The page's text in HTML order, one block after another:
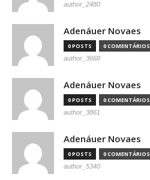
author_2480
Adenáuer Novaes
0 POSTS 0 COMENTÁRIOS
author_3668
Adenáuer Novaes
0 POSTS 0 COMENTÁRIOS
author_3861
Adenáuer Novaes
0 POSTS 0 COMENTÁRIOS
author_5340